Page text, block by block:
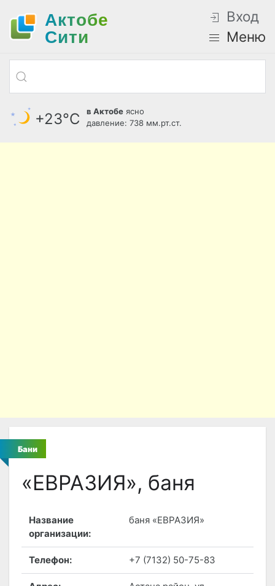
Актобе
Cити
Вход
Меню
+23°С в Актобе ясно
давление: 738 мм.рт.ст.
Бани
«ЕВРАЗИЯ», баня
Название
организации:
баня «ЕВРАЗИЯ»
Телефон: +7 (7132) 50-75-83